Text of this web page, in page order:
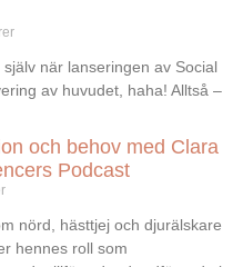
när lanseringen av Social
av huvudet, haha! Alltså –
och behov med Clara
Podcast
nörd, hästtjej och djurälskare
hennes roll som